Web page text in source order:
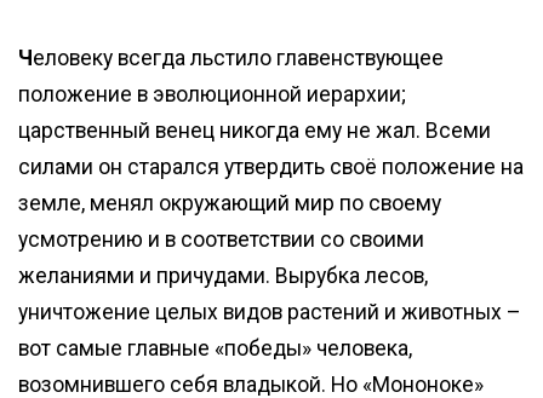
Ч еловеку всегда льстило главенствующее
положение в эволюционной иерархии;
царственный венец никогда ему не жал. Всеми
силами он старался утвердить своё положение на
земле, менял окружающий мир по своему
усмотрению и в соответствии со своими
желаниями и причудами. Вырубка лесов,
уничтожение целых видов растений и животных –
вот самые главные «победы» человека,
возомнившего себя владыкой. Но «Мононоке»